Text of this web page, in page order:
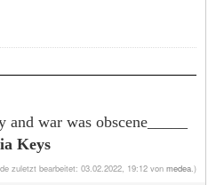
and war was obscene
Keys
zuletzt bearbeitet: 03.02.2022, 19:12 von medea.)